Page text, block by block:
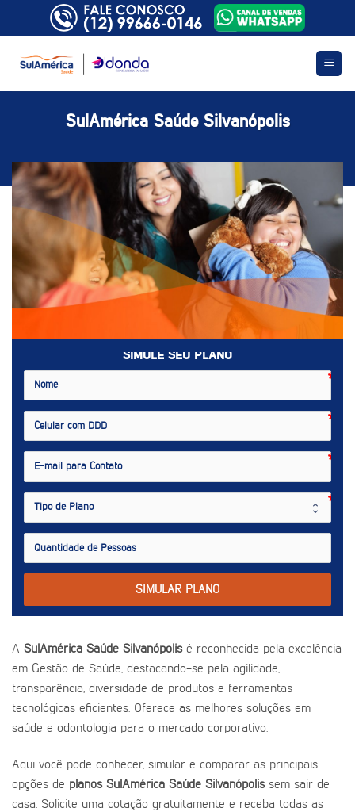
SulAmérica Saúde Silvanópolis
SIMULE SEU PLANO
SIMULAR PLANO
A SulAmérica Saúde Silvanópolisé reconhecida pela excelência
em Gestão de Saúde, destacando-se pela agilidade,
transparência, diversidade de produtos e ferramentas
tecnológicas eficientes. Oferece as melhores soluções em
saúde e odontologia para o mercado corporativo.
Aqui você pode conhecer, simular e comparar as principais
opções de planos SulAmérica Saúde Silvanópolis sem sair de
casa. Solicite uma cotação gratuitamente e receba todas as